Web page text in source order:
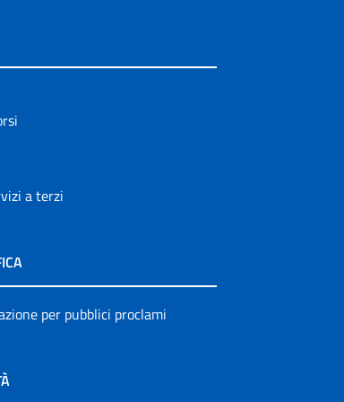
a terzi
per pubblici proclami